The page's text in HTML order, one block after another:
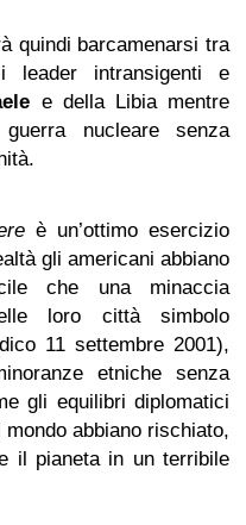
quindi barcamenarsi tra
intransigenti e
e della Libia mentre
nucleare senza
è un’ottimo esercizio
gli americani abbiano
che una minaccia
loro città simbolo
11 settembre 2001),
etniche senza
gli equilibri diplomatici
abbiano rischiato,
il pianeta in un terribile